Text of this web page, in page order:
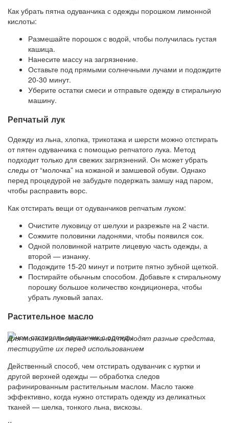
Как убрать пятна одуванчика с одежды порошком лимонной
кислоты:
Размешайте порошок с водой, чтобы получилась густая
кашица.
Нанесите массу на загрязнение.
Оставьте под прямыми солнечными лучами и подождите
20-30 минут.
Уберите остатки смеси и отправьте одежду в стиральную
машину.
Репчатый лук
Одежду из льна, хлопка, трикотажа и шерсти можно отстирать
от пятен одуванчика с помощью репчатого лука. Метод
подходит только для свежих загрязнений. Он может убрать
следы от “молочка” на кожаной и замшевой обуви. Однако
перед процедурой не забудьте подержать замшу над паром,
чтобы расправить ворс.
Как отстирать вещи от одуванчиков репчатым луком:
Очистите луковицу от шелухи и разрежьте на 2 части.
Сожмите половинки ладонями, чтобы появился сок.
Одной половинкой натрите лицевую часть одежды, а
второй — изнанку.
Подождите 15-20 минут и потрите пятно зубной щеткой.
Постирайте обычным способом. Добавьте к стиральному
порошку большое количество кондиционера, чтобы
убрать луковый запах.
Растительное масло
Для тонких и плотных тканей подходят разные средства,
тестируйте их перед использованием
Действенный способ, чем отстирать одуванчик с куртки и
другой верхней одежды — обработка следов
рафинированным растительным маслом. Масло также
эффективно, когда нужно отстирать одежду из деликатных
тканей — шелка, тонкого льна, вискозы.